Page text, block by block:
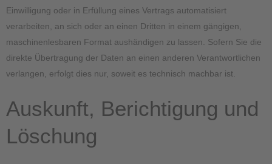
Einwilligung oder in Erfüllung eines Vertrags automatisiert
verarbeiten, an sich oder an einen Dritten in einem gängigen,
maschinenlesbaren Format aushändigen zu lassen. Sofern Sie die
direkte Übertragung der Daten an einen anderen Verantwortlichen
verlangen, erfolgt dies nur, soweit es technisch machbar ist.
Auskunft, Berichtigung und
Löschung